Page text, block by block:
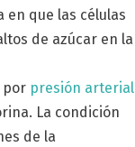
en que las células
de azúcar en la
por presión arterial
La condición
de la